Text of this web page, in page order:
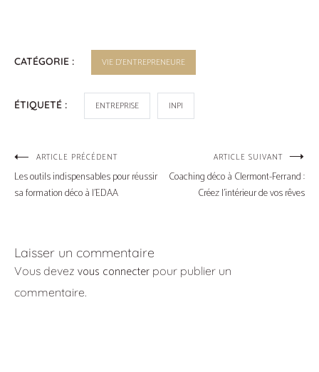
CATÉGORIE : VIE D'ENTREPRENEURE
ÉTIQUETÉ : ENTREPRISE INPI
Navigation
de
ARTICLE PRÉCÉDENT
Les outils indispensables pour réussir
sa formation déco à l’EDAA
ARTICLE SUIVANT
Coaching déco à Clermont-Ferrand :
Créez l’intérieur de vos rêves
Laisser un commentaire
Vous devez vous connecter pour publier un
commentaire.